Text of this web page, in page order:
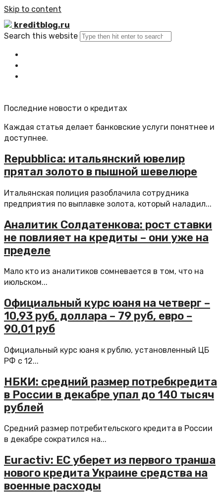
Skip to content
kreditblog.ru
Search this website
Последние новости о кредитах
Каждая статья делает банковские услуги понятнее и
доступнее.
Repubblica: итальянский ювелир
прятал золото в пышной шевелюре
Итальянская полиция разоблачила сотрудника
предприятия по выплавке золота, который наладил...
Аналитик Солдатенкова: рост ставки
не повлияет на кредиты – они уже на
пределе
Мало кто из аналитиков сомневается в том, что на
июльском...
Официальный курс юаня на четверг –
10,93 руб, доллара – 79 руб, евро –
90,01 руб
Официальный курс юаня к рублю, установленный ЦБ
РФ с 12...
НБКИ: средний размер потребкредита
в России в декабре упал до 140 тысяч
рублей
Средний размер потребительского кредита в России
в декабре сократился на...
Euractiv: ЕС уберет из первого транша
нового кредита Украине средства на
военные расходы